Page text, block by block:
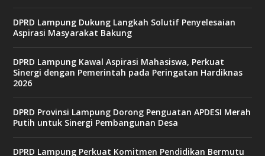
DPRD Lampung Dukung Langkah Solutif Penyelesaian
Aspirasi Masyarakat Bakung
DPRD Lampung Kawal Aspirasi Mahasiswa, Perkuat
Sinergi dengan Pemerintah pada Peringatan Hardiknas
2026
DPRD Provinsi Lampung Dorong Penguatan APDESI Merah
Putih untuk Sinergi Pembangunan Desa
DPRD Lampung Perkuat Komitmen Pendidikan Bermutu